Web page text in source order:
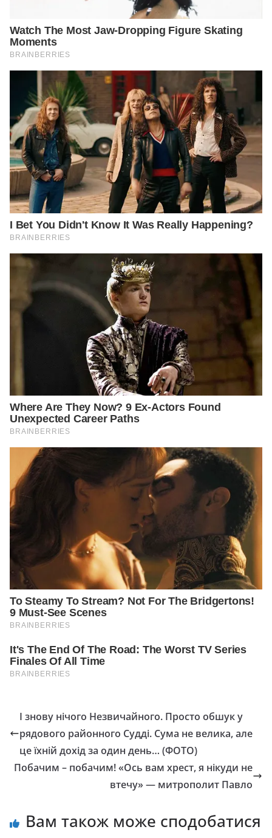
І знову нічого Незвичайного. Просто обшук у
рядового районного Судді. Сума не велика, але
це їхній дохід за один день… (ФОТО)
Побачим – побачим! «Ось вам хрест, я нікуди не
втечу» — митрополит Павло
Вам також може сподобатися